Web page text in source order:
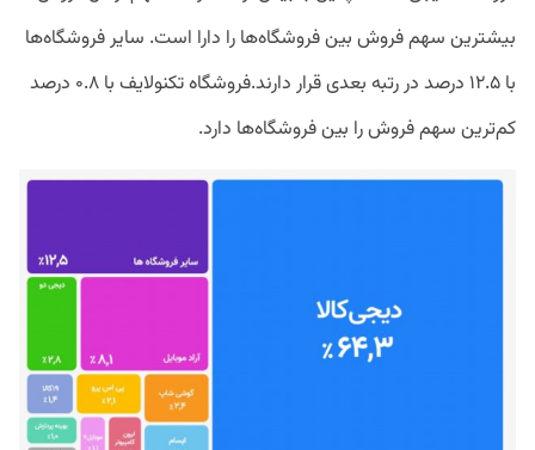
بیشترین سهم فروش بین فروشگاه‌ها را دارا است. سایر فروشگاه‌ها
با ۱۲.۵ درصد در رتبه بعدی قرار دارند.فروشگاه تکنولایف با ۰.۸ درصد
کم‌ترین سهم فروش را بین فروشگاه‌ها دارد.